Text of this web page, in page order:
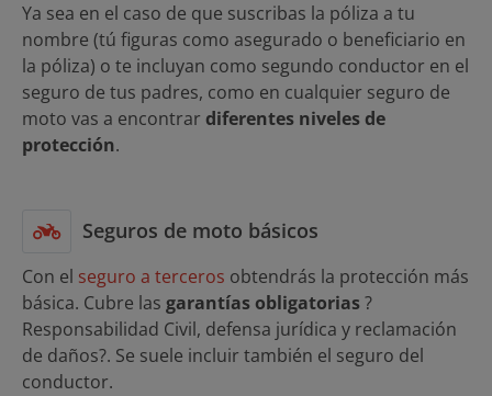
Ya sea en el caso de que suscribas la póliza a tu
nombre (tú figuras como asegurado o beneficiario en
la póliza) o te incluyan como segundo conductor en el
seguro de tus padres, como en cualquier seguro de
moto vas a encontrar diferentes niveles de
protección.
Seguros de moto básicos
Con el seguro a terceros obtendrás la protección más
básica. Cubre las garantías obligatorias?
Responsabilidad Civil, defensa jurídica y reclamación
de daños?. Se suele incluir también el seguro del
conductor.